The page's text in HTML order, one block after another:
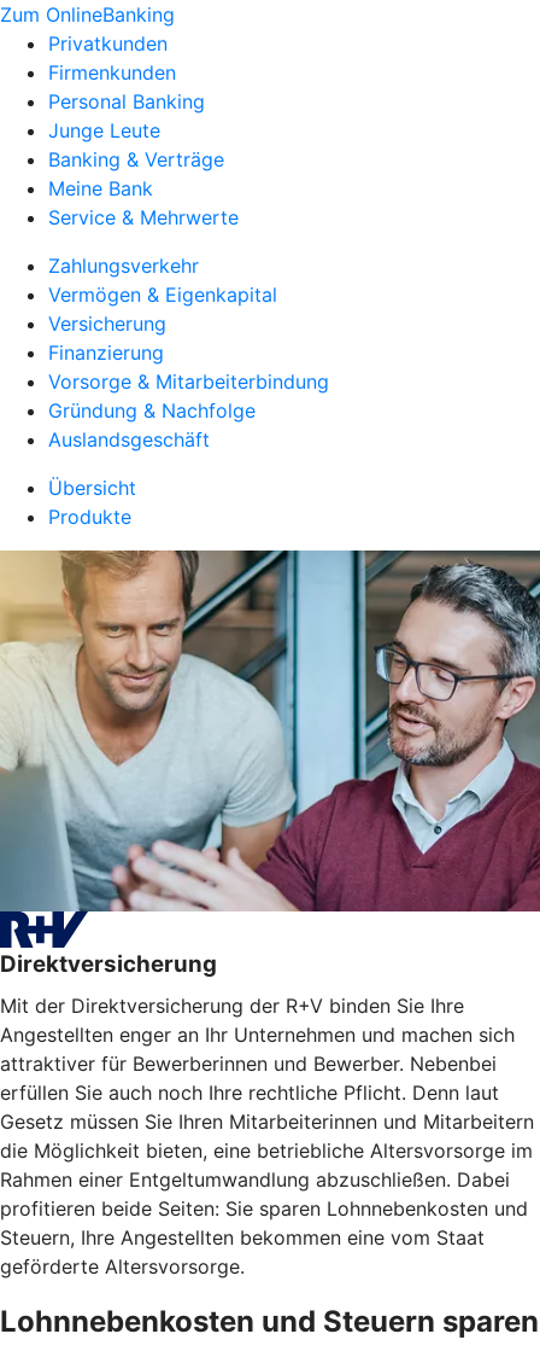
Zum OnlineBanking
Privatkunden
Firmenkunden
Personal Banking
Junge Leute
Banking & Verträge
Meine Bank
Service & Mehrwerte
Zahlungsverkehr
Vermögen & Eigenkapital
Versicherung
Finanzierung
Vorsorge & Mitarbeiterbindung
Gründung & Nachfolge
Auslandsgeschäft
Übersicht
Produkte
Direktversicherung
Mit der Direktversicherung der R+V binden Sie Ihre
Angestellten enger an Ihr Unternehmen und machen sich
attraktiver für Bewerberinnen und Bewerber. Nebenbei
erfüllen Sie auch noch Ihre rechtliche Pflicht. Denn laut
Gesetz müssen Sie Ihren Mitarbeiterinnen und Mitarbeitern
die Möglichkeit bieten, eine betriebliche Altersvorsorge im
Rahmen einer Entgeltumwandlung abzuschließen. Dabei
profitieren beide Seiten: Sie sparen Lohnnebenkosten und
Steuern, Ihre Angestellten bekommen eine vom Staat
geförderte Altersvorsorge.
Lohnnebenkosten und Steuern sparen